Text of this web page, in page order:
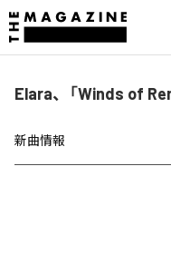
Elara、「Winds of
新曲情報